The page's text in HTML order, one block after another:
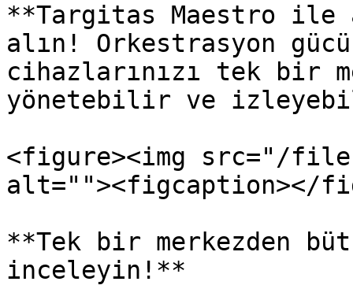
**Targitas Maestro ile
alın! Orkestrasyon
cihazlarınızı tek bir
yönetebilir ve
<figure><img src="/files/
alt=""><figcaption></
**Tek bir merkezden
inceleyin!**